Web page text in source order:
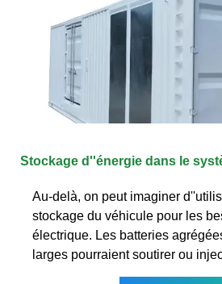
Stockage d''énergie dans le
Au-delà, on peut imaginer
stockage du véhicule pour les
électrique. Les batteries
larges pourraient soutirer ou